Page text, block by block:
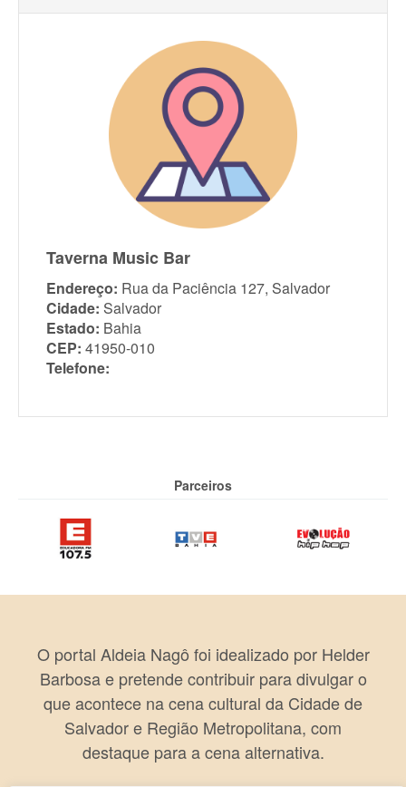
Taverna Music Bar
Endereço: Rua da Paciência 127, Salvador
Cidade: Salvador
Estado: Bahia
CEP: 41950-010
Telefone:
Parceiros
O portal Aldeia Nagô foi idealizado por Helder
Barbosa e pretende contribuir para divulgar o
que acontece na cena cultural da Cidade de
Salvador e Região Metropolitana, com
destaque para a cena alternativa.